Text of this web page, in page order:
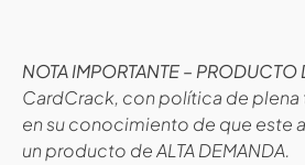
NOTA IMPORTANTE – PRODUCTO
CardCrack, con política de plena
en su conocimiento de que este
un producto de ALTA DEMANDA.